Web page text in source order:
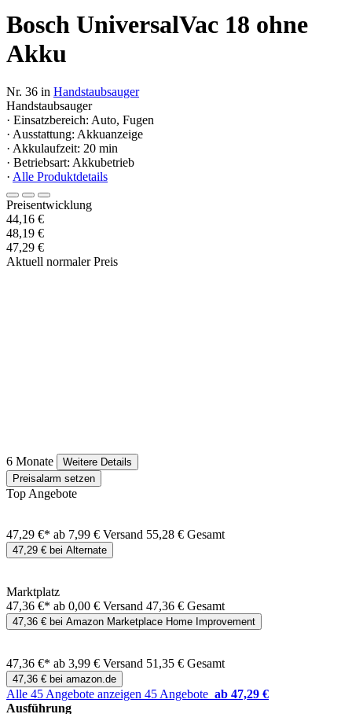
Bosch UniversalVac 18 ohne
Akku
Nr. 36 in Handstaubsauger
Handstaubsauger
· Einsatzbereich: Auto, Fugen
· Ausstattung: Akkuanzeige
· Akkulaufzeit: 20 min
· Betriebsart: Akkubetrieb
· Alle Produktdetails
Preisentwicklung
44,16 €
48,19 €
47,29 €
Aktuell normaler Preis
6 Monate
Weitere Details
Preisalarm setzen
Top Angebote
47,29 €* ab 7,99 € Versand 55,28 € Gesamt
47,29 € bei Alternate
Marktplatz
47,36 €* ab 0,00 € Versand 47,36 € Gesamt
47,36 € bei Amazon Marketplace Home Improvement
47,36 €* ab 3,99 € Versand 51,35 € Gesamt
47,36 € bei amazon.de
Alle 45 Angebote anzeigen 45 Angebote ab 47,29 €
Ausführung